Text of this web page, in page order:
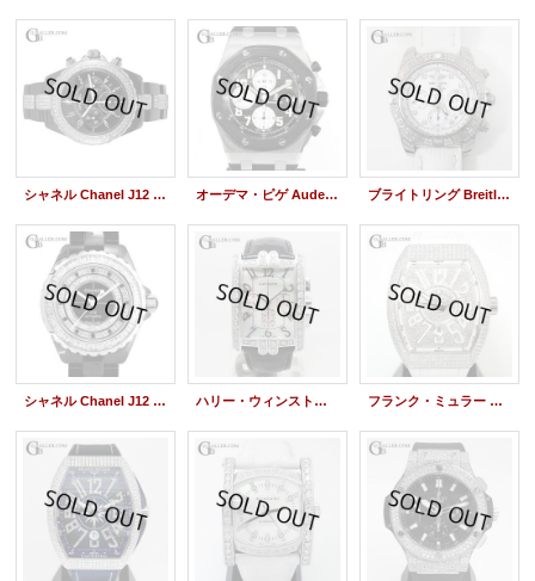
シャネル Chanel J12 Black Ceramic Diamond Custom H0940 Bezel & Bracelet オーデマ・ピゲ Audemars Piguet Royal Oak Offshore Chronograph 25940sk ブライトリング Breitling Chronomat Diamond AB0140AF
シャネル Chanel J12 Black Ceramic Diamond Custom 38mm H0685 ハリー・ウィンストン Harry Winston Avenue C Chronograph Diamond Custom フランク・ミュラー Franck Muller Vanguard Full Diamond Custom V45SCDT